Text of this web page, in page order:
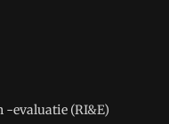
-evaluatie (RI&E)